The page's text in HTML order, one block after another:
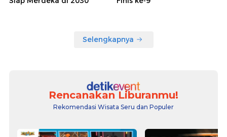
Selengkapnya
Rencanakan Liburanmu!
Rekomendasi Wisata Seru dan Populer